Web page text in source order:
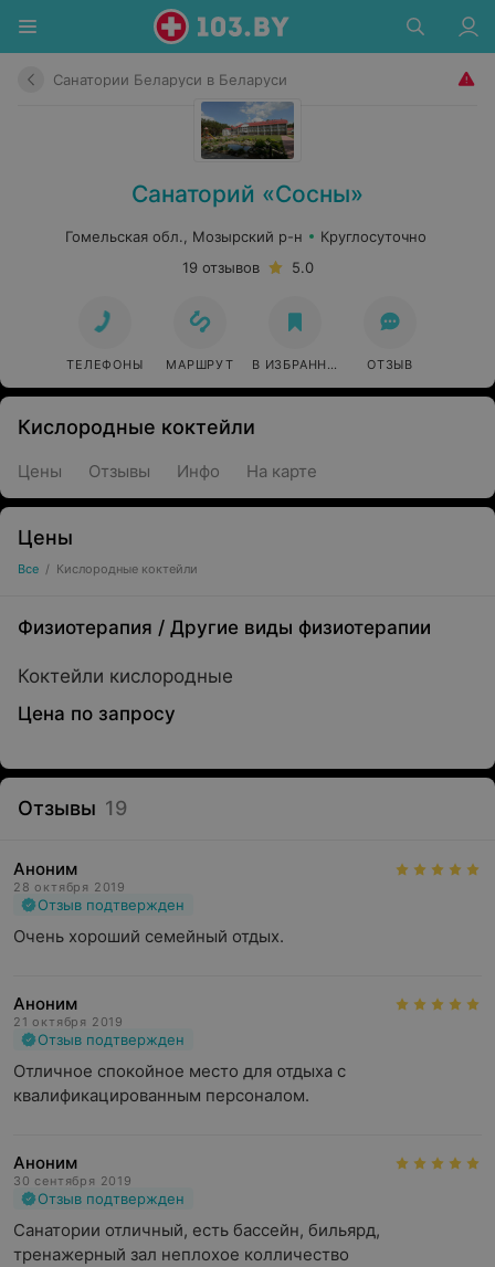
Санатории Беларуси в Беларуси
Санаторий «Сосны»
Гомельская обл., Мозырский р-н
Круглосуточно
19 отзывов
5.0
ТЕЛЕФОНЫ МАРШРУТ В ИЗБРАННОЕ ОТЗЫВ
Кислородные коктейли
Цены Отзывы Инфо На карте
Цены
Все / Кислородные коктейли
Физиотерапия / Другие виды физиотерапии
Коктейли кислородные
Цена по запросу
Отзывы 19
Аноним
28 октября 2019
Отзыв подтвержден
Очень хороший семейный отдых.
Аноним
21 октября 2019
Отзыв подтвержден
Отличное спокойное место для отдыха с
квалификацированным персоналом.
Аноним
30 сентября 2019
Отзыв подтвержден
Санатории отличный, есть бассейн, бильярд,
тренажерный зал неплохое колличество